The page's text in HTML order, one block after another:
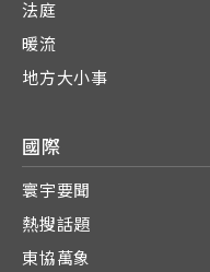
法庭
暖流
地方大小事
國際
寰宇要聞
熱搜話題
東協萬象